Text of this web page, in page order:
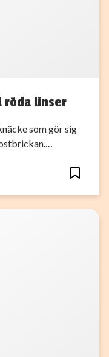
röda linser
som gör sig